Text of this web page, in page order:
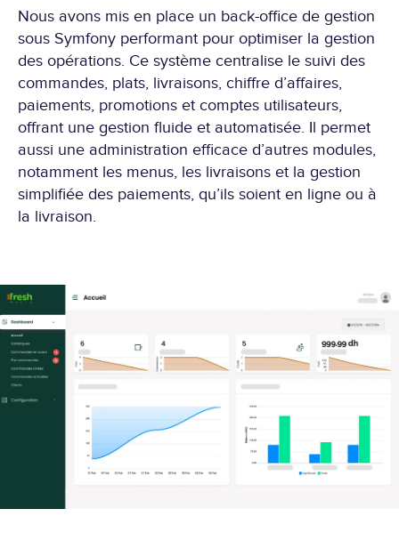
Nous avons mis en place un back-office de gestion
sous Symfony performant pour optimiser la gestion
des opérations. Ce système centralise le suivi des
commandes, plats, livraisons, chiffre d’affaires,
paiements, promotions et comptes utilisateurs,
offrant une gestion fluide et automatisée. Il permet
aussi une administration efficace d’autres modules,
notamment les menus, les livraisons et la gestion
simplifiée des paiements, qu’ils soient en ligne ou à
la livraison.